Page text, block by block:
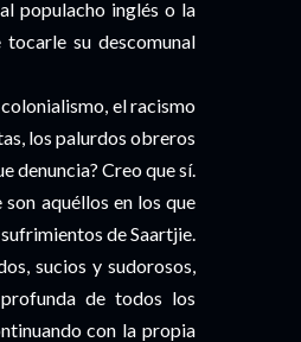
populacho inglés o la
su descomunal
el racismo
los palurdos obreros
denuncia? Creo que sí.
aquéllos en los que
de Saartjie.
sucios y sudorosos,
de todos los
con la propia